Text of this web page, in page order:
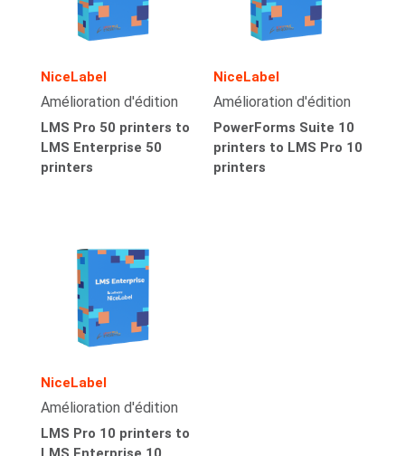
NiceLabel
Amélioration d'édition
LMS Pro 50 printers to
LMS Enterprise 50
printers
NiceLabel
Amélioration d'édition
PowerForms Suite 10
printers to LMS Pro 10
printers
NiceLabel
Amélioration d'édition
LMS Pro 10 printers to